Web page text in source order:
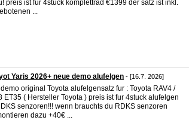
preis ist fur 4stuck komplettrad €1399 der satz ist inkl.
...
Yaris 2026+ neue demo alufelgen - [16.7. 2026]
original Toyota alufelgensatz fur : Toyota RAV4 /
ET35 ( Hersteller Toyota ) preis ist fur 4stuck alufelgen
senzoren!!! wenn brauchts du RDKS senzoren
dazu +40€ ...